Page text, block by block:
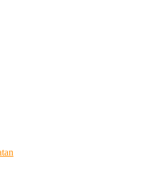
dan Berbangsa